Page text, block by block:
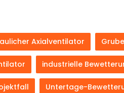
Axialventilator
industrielle
Untertage-